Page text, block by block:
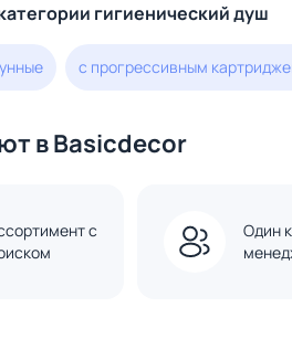
гигиенический душ
с прогрессивным
в Basicdecor
с
Один